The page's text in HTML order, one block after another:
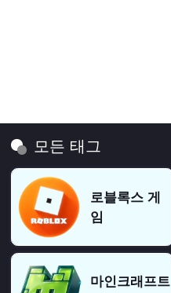
모든 태그
로블록스 게
임
마인크래프트